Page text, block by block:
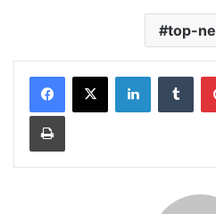
top-
LinkedIn
Print